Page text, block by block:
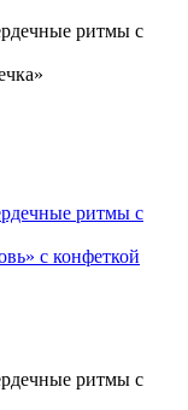
с конфеткой